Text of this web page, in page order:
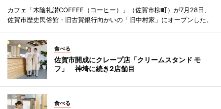
カフェ「木陰礼讃COFFEE（コーヒー）」（佐賀市柳町）が7月28日、
佐賀市歴史民俗館・旧古賀銀行向かいの「旧中村家」にオープンした。
食べる
佐賀市開成にクレープ店「クリームスタンド モ
フ」 神埼に続き2店舗目
食べる